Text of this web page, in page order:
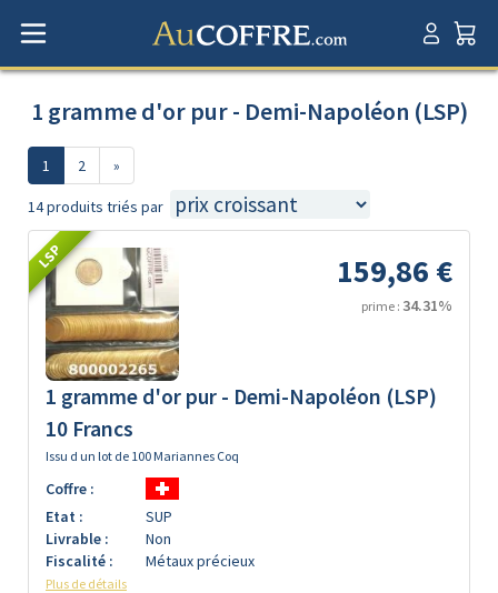
1 gramme d'or pur - Demi-Napoléon (LSP)
1 2 »
14 produits triés par
LSP 159,86 €
prime : 34.31%
1 gramme d'or pur - Demi-Napoléon (LSP)
10 Francs
Issu d un lot de 100 Mariannes Coq
Coffre :
Etat :
SUP
Livrable :
Non
Fiscalité :
Métaux précieux
Plus de détails